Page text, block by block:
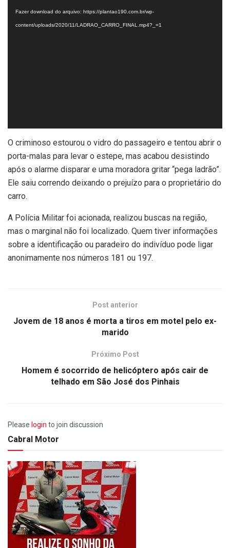
Fazer download do arquivo: https://plantao190.com.br/wp-
content/uploads/2020/11/LADRAO_CARRO_FINAL.mp4?_=1
O criminoso estourou o vidro do passageiro e tentou abrir o
porta-malas para levar o estepe, mas acabou desistindo
após o alarme disparar e uma moradora gritar “pega ladrão”.
Ele saiu correndo deixando o prejuízo para o proprietário do
carro.
A Polícia Militar foi acionada, realizou buscas na região,
mas o marginal não foi localizado. Quem tiver informações
sobre a identificação ou paradeiro do indivíduo pode ligar
anonimamente nos números 181 ou 197.
Post anterior
Jovem de 18 anos é morta a tiros em motel pelo ex-
marido
Próximo Post
Homem é socorrido de helicóptero após cair de
telhado em São José dos Pinhais
Please login to join discussion
Cabral Motor